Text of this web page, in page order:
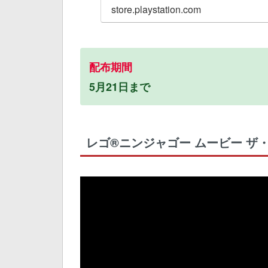
store.playstation.com
配布期間
5月21日まで
レゴ®ニンジャゴー ムービー ザ